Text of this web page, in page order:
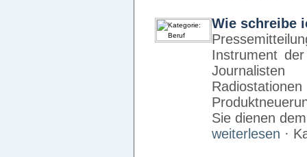
Wie schreibe
Instrument
Sie dienen
weiterlesen ·